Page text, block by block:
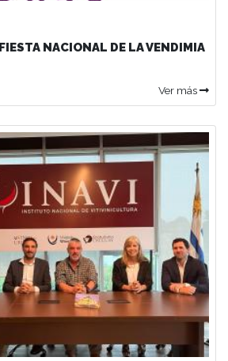
NACIONAL DE LA VENDIMIA
Ver más